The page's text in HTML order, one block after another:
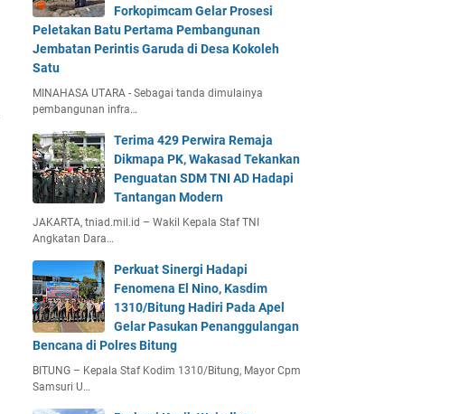
Forkopimcam Gelar Prosesi
Peletakan Batu Pertama Pembangunan
Jembatan Perintis Garuda di Desa Kokoleh
Satu
MINAHASA UTARA - Sebagai tanda dimulainya
pembangunan infra…
Terima 429 Perwira Remaja
Dikmapa PK, Wakasad Tekankan
Penguatan SDM TNI AD Hadapi
Tantangan Modern
JAKARTA, tniad.mil.id – Wakil Kepala Staf TNI
Angkatan Dara…
Perkuat Sinergi Hadapi
Fenomena El Nino, Kasdim
1310/Bitung Hadiri Pada Apel
Gelar Pasukan Penanggulangan
Bencana di Polres Bitung
BITUNG – Kepala Staf Kodim 1310/Bitung, Mayor Cpm
Samsuri U…